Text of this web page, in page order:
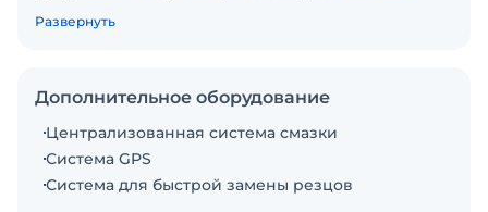
Продажа: с НДС, возможен лизинг
глубокого холодного ресайклинга, стабилизации
Машина американской школы, известная своей
Ключевая особенность — двигатель Caterpillar C27,
Развернуть
Дополнительное оборудование
Централизованная система смазки
Система GPS
Система для быстрой замены резцов